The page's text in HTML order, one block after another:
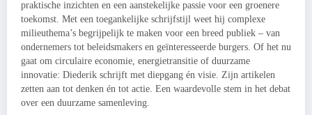
praktische inzichten en een aanstekelijke passie voor een groenere
toekomst. Met een toegankelijke schrijfstijl weet hij complexe
milieuthema’s begrijpelijk te maken voor een breed publiek – van
ondernemers tot beleidsmakers en geïnteresseerde burgers. Of het nu
gaat om circulaire economie, energietransitie of duurzame
innovatie: Diederik schrijft met diepgang én visie. Zijn artikelen
zetten aan tot denken én tot actie. Een waardevolle stem in het debat
over een duurzame samenleving.